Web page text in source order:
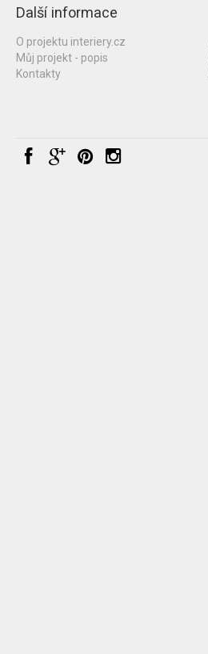
Další informace
O projektu interiery.cz
Můj projekt - popis
Kontakty